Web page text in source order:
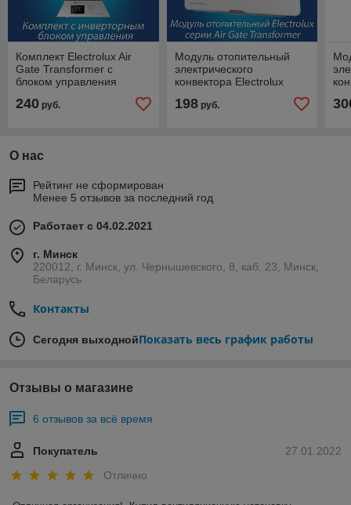
Комплект Electrolux Air
Gate Transformer с
блоком управления
(инверторный)
240 руб.
Модуль отопительный
электрического
конвектора Electrolux
Transformer ECH/AG2-
198руб.
О нас
Рейтинг не сформирован
Менее 5 отзывов за последний год
Работает с 04.02.2021
г. Минск
220012, г. Минск, ул. Чернышевского, 8, каб. 23, Минск,
Беларусь
Контакты
Сегодня выходнойПоказать весь график работы
Отзывы о магазине
6 отзывов за всё время
27.01.2022
Покупатель
Отлично